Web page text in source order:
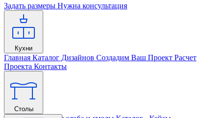
Задать размеры Нужна консультация
Кухни
Главная Каталог Дизайнов Создадим Ваш Проект Расчет
Проекта Контакты
Столы